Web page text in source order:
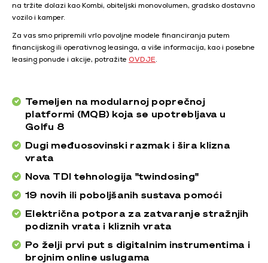
na tržite dolazi kao Kombi, obiteljski monovolumen, gradsko dostavno
vozilo i kamper.
Za vas smo pripremili vrlo povoljne modele financiranja putem
financijskog ili operativnog leasinga, a više informacija, kao i posebne
leasing ponude i akcije, potražite OVDJE.
Temeljen na modularnoj poprečnoj
platformi (MQB) koja se upotrebljava u
Golfu 8
Dugi međuosovinski razmak i šira klizna
vrata
Nova TDI tehnologija "twindosing"
19 novih ili poboljšanih sustava pomoći
Električna potpora za zatvaranje stražnjih
podiznih vrata i kliznih vrata
Po želji prvi put s digitalnim instrumentima i
brojnim online uslugama